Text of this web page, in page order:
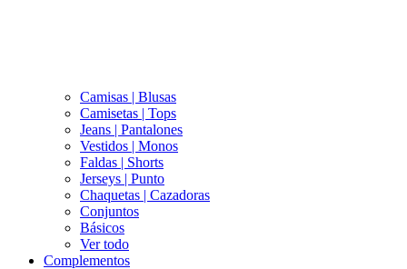
Camisas | Blusas
Camisetas | Tops
Jeans | Pantalones
Vestidos | Monos
Faldas | Shorts
Jerseys | Punto
Chaquetas | Cazadoras
Conjuntos
Básicos
Ver todo
Complementos